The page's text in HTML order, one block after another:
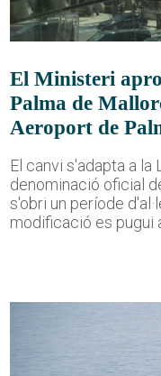
El Ministeri
Palma de
Aeroport de
El canvi s'adapta a
denominació oficial
s'obri un període
modificació es pugui